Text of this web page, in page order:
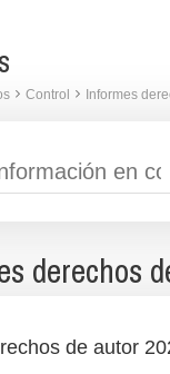
Control Informes
derechos
de autor